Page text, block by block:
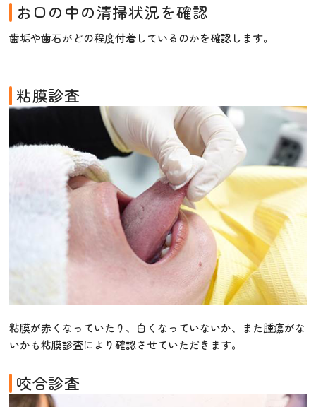
お口の中の清掃状況を確認
歯垢や歯石がどの程度付着しているのかを確認します。
粘膜診査
粘膜が赤くなっていたり、白くなっていないか、また腫瘍がな
いかも粘膜診査により確認させていただきます。
咬合診査